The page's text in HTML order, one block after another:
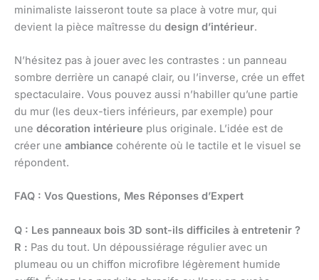
minimaliste laisseront toute sa place à votre mur, qui
devient la pièce maîtresse du design d’intérieur.
N’hésitez pas à jouer avec les contrastes : un panneau
sombre derrière un canapé clair, ou l’inverse, crée un effet
spectaculaire. Vous pouvez aussi n’habiller qu’une partie
du mur (les deux-tiers inférieurs, par exemple) pour
une décoration intérieure plus originale. L’idée est de
créer une ambiance cohérente où le tactile et le visuel se
répondent.
FAQ : Vos Questions, Mes Réponses d’Expert
Q : Les panneaux bois 3D sont-ils difficiles à entretenir ?
R : Pas du tout. Un dépoussiérage régulier avec un
plumeau ou un chiffon microfibre légèrement humide